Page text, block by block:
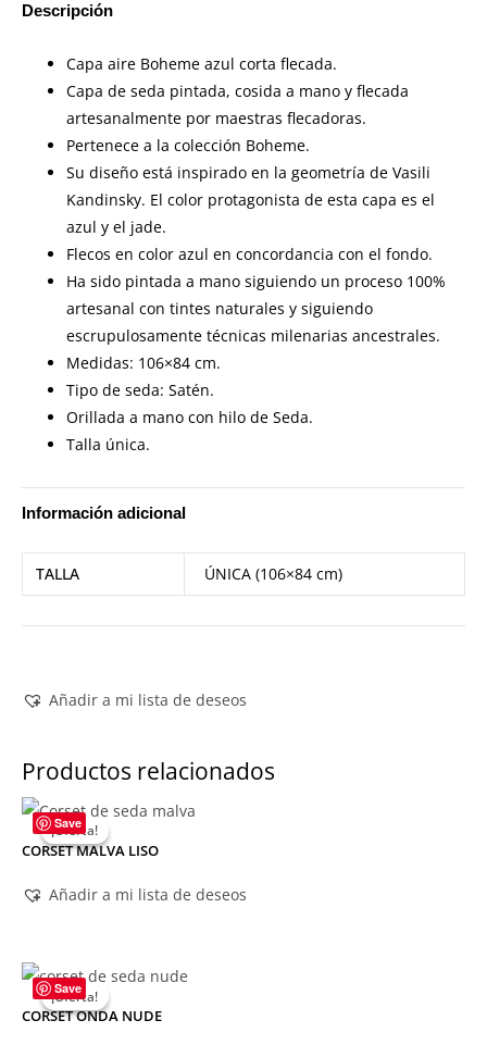
Descripción
Capa aire Boheme azul corta flecada.
Capa de seda pintada, cosida a mano y flecada
artesanalmente por maestras flecadoras.
Pertenece a la colección Boheme.
Su diseño está inspirado en la geometría de Vasili
Kandinsky. El color protagonista de esta capa es el
azul y el jade.
Flecos en color azul en concordancia con el fondo.
Ha sido pintada a mano siguiendo un proceso 100%
artesanal con tintes naturales y siguiendo
escrupulosamente técnicas milenarias ancestrales.
Medidas: 106×84 cm.
Tipo de seda: Satén.
Orillada a mano con hilo de Seda.
Talla única.
Información adicional
TALLA ÚNICA (106×84 cm)
Añadir a mi lista de deseos
Productos relacionados
Save
¡Oferta!
¡Oferta!
CORSET MALVA LISO
Añadir a mi lista de deseos
Save
¡Oferta!
¡Oferta!
CORSET ONDA NUDE